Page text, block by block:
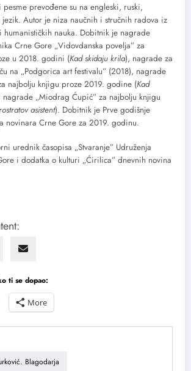
prevođene su na engleski, ruski,
Autor je niza naučnih i stručnih radova iz
humanističkih nauka. Dobitnik je nagrade
Crne Gore „Vidovdanska povelja” za
u 2018. godini (Kad skidaju krila), nagrade za
na „Podgorica art festivalu” (2018), nagrade
najbolju knjigu proze 2019. godine (Kad
nagrade „Miodrag Ćupić” za najbolju knjigu
asistent). Dobitnik je Prve godišnje
novinara Crne Gore za 2019. godinu.
urednik časopisa „Stvaranje” Udruženja
i dodatka o kulturi „Ćirilica” dnevnih novina
ti se dopao:
More
Blagodarja